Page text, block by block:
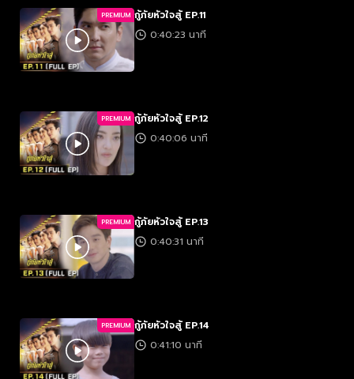
PREMIUM กู้ภัยหัวใจสู้ EP.11
0:40:23 นาที
PREMIUM กู้ภัยหัวใจสู้ EP.12
0:40:06 นาที
PREMIUM กู้ภัยหัวใจสู้ EP.13
0:40:31 นาที
PREMIUM กู้ภัยหัวใจสู้ EP.14
0:41:10 นาที